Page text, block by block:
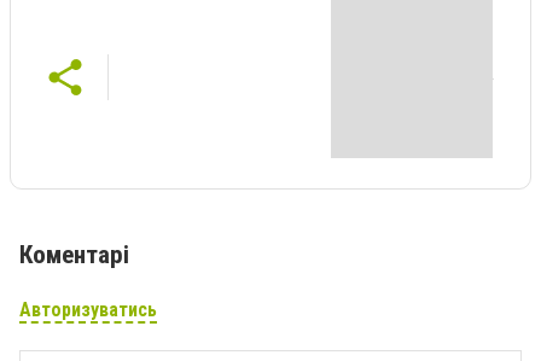
Коментарі
Авторизуватись